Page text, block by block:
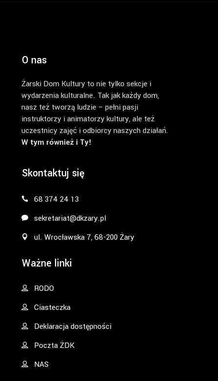
O nas
Żarski Dom Kultury to nie tylko sekcje i
wydarzenia kulturalne. Tak jak każdy dom,
nasz też tworzą ludzie – pełni pasji
instruktorzy i animatorzy kultury, ale też
uczestnicy zajęć i odbiorcy naszych działań.
W tym również i Ty!
Skontaktuj się
68 374 24 13
sekretariat@dkzary.pl
ul. Wrocławska 7, 68-200 Żary
Ważne linki
RODO
Ciasteczka
Deklaracja dostępności
Poczta ŻDK
NAS